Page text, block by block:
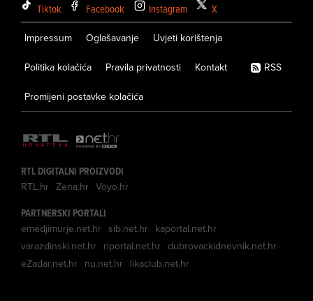
Tiktok Facebook Instagram X
Impressum Oglašavanje Uvjeti korištenja
Politika kolačića Pravila privatnosti Kontakt
Promijeni postavke kolačića
RSS
RTL DIGITALNI PROIZVODI
RTL.hr Zena.hr Voyo.hr
PARTNERSKI PORTALI
emedjimurje.net.hr sib.net.hr kaportal.net.hr
varazdinski.net.hr riportal.net.hr dubrovackidnevnik.net.hr
eZadar.net.hr nu.net.hr likaclub.net.hr